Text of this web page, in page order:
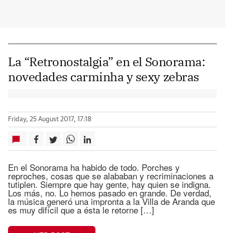
La “Retronostalgia” en el Sonorama:
novedades carminha y sexy zebras
Friday, 25 August 2017, 17:18
En el Sonorama ha habido de todo. Porches y
reproches, cosas que se alababan y recriminaciones a
tutiplen. Siempre que hay gente, hay quien se indigna.
Los más, no. Lo hemos pasado en grande. De verdad,
la música generó una impronta a la Villa de Aranda que
es muy difícil que a ésta le retorne […]